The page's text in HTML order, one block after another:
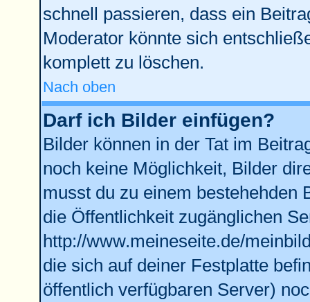
schnell passieren, dass ein
Moderator könnte sich
komplett zu löschen.
Nach oben
Darf ich Bilder einfügen?
Bilder können in der Tat im
noch keine Möglichkeit, Bilder
musst du zu einem bestehehden
die Öffentlichkeit zugänglichen
http://www.meineseite.de/
die sich auf deiner Festplatte
öffentlich verfügbaren Server)